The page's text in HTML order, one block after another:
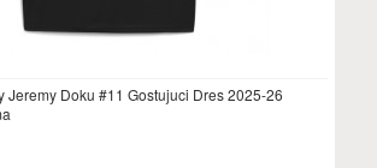
Jeremy Doku #11 Gostujuci Dres 2025-26